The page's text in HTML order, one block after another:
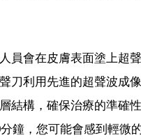
員會在皮膚表面塗上超
刀利用先進的超聲波成
結構，確保治療的準確
鐘，您可能會感到輕微